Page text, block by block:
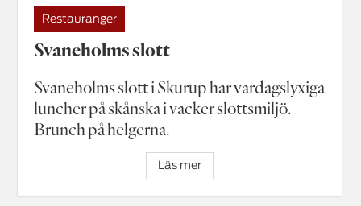
Restauranger
Svaneholms slott
Svaneholms slott i Skurup har vardagslyxiga
luncher på skånska i vacker slottsmiljö.
Brunch på helgerna.
Läs mer